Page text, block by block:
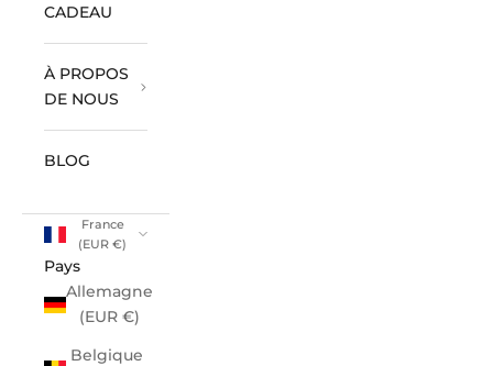
CADEAU
À PROPOS
DE NOUS
BLOG
France
(EUR €)
Pays
Allemagne
(EUR €)
Belgique